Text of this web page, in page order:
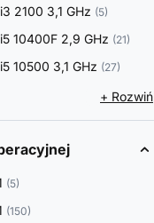
2100 3,1 GHz 5
10400F 2,9 GHz 21
10500 3,1 GHz 27
+ Rozwiń
5
150